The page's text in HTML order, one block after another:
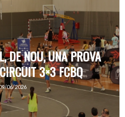
DE NOU, UNA PROVA
3×3 FCBQ
06/2026